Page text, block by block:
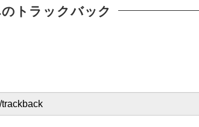
トラックバック